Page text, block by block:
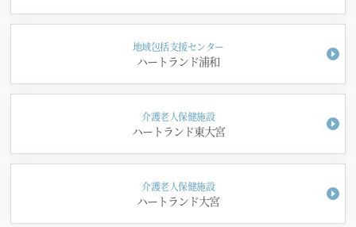
地域包括支援センター
ハートランド浦和
介護老人保健施設
ハートランド東大宮
介護老人保健施設
ハートランド大宮